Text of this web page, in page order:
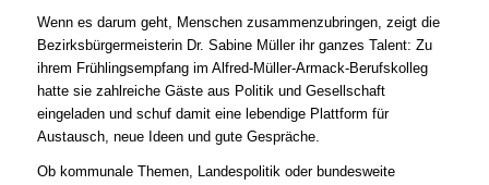
Wenn es darum geht, Menschen zusammenzubringen, zeigt die
Bezirksbürgermeisterin Dr. Sabine Müller ihr ganzes Talent: Zu
ihrem Frühlingsempfang im Alfred-Müller-Armack-Berufskolleg
hatte sie zahlreiche Gäste aus Politik und Gesellschaft
eingeladen und schuf damit eine lebendige Plattform für
Austausch, neue Ideen und gute Gespräche.
Ob kommunale Themen, Landespolitik oder bundesweite